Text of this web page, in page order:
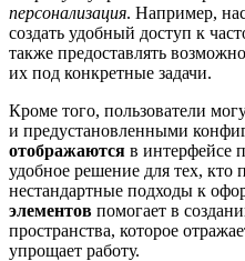
персонализация. Например,
создать удобный доступ к
также предоставлять
их под конкретные задачи.
Кроме того, пользователи
и предустановленными
отображаются в интерфейсе
удобное решение для тех, кто
нестандартные подходы к
элементов помогает в
пространства, которое
упрощает работу.